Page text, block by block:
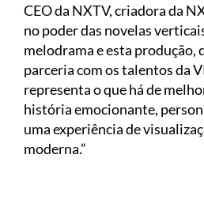
CEO da NXTV, criadora da
no poder das novelas
melodrama e esta produção,
parceria com os talentos da
representa o que há de
história emocionante,
uma experiência de
moderna.”